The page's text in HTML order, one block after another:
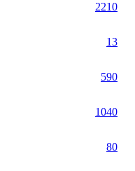
2210
13
590
1040
80